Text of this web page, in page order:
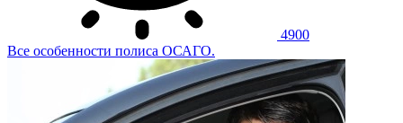
4900
Все особенности полиса ОСАГО.